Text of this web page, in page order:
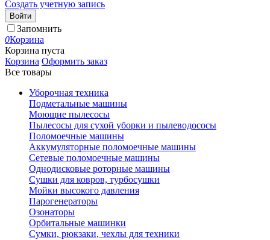
Создать учетную запись
Войти
Запомнить
0Корзина
Корзина пуста
Корзина Оформить заказ
Все товары
Уборочная техника
Подметальные машины
Моющие пылесосы
Пылесосы для сухой уборки и пылеводососы
Поломоечные машины
Аккумуляторные поломоечные машины
Сетевые поломоечные машины
Однодисковые роторные машины
Сушки для ковров, турбосушки
Мойки высокого давления
Парогенераторы
Озонаторы
Орбитальные машинки
Сумки, рюкзаки, чехлы для техники